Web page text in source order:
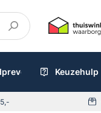
AED
Keuzehulp